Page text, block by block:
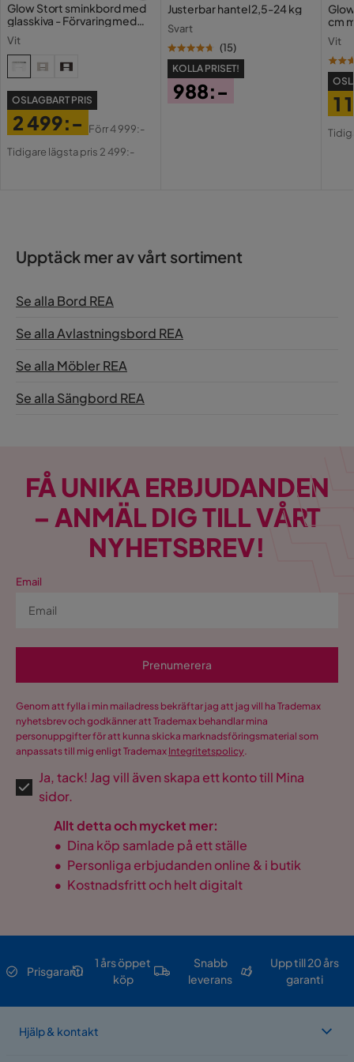
Glow Stort sminkbord med
glasskiva - Förvaring med
Vit
OSLAGBART PRIS
Pris
2 499:-
Original
Förr4 999:-
Tidigare lägsta pris 2 499:-
Justerbar hantel 2,5-24 kg
Svart
(15)
KOLLA PRISET!
988:-
cm
Vit
1
Upptäck mer av vårt sortiment
Se alla Bord REA
Se alla Avlastningsbord REA
Se alla Möbler REA
Se alla Sängbord REA
FÅ UNIKA ERBJUDANDEN
– ANMÄL DIG TILL VÅRT
NYHETSBREV!
Email
Prenumerera
Genom att fylla i min mailadress bekräftar jag att jag vill ha Trademax
nyhetsbrev och godkänner att Trademax behandlar mina
personuppgifter för att kunna skicka marknadsföringsmaterial som
anpassats till mig enligt Trademax Integritetspolicy.
Ja, tack! Jag vill även skapa ett konto till Mina
sidor.
Allt detta och mycket mer:
• Dina köp samlade på ett ställe
• Personliga erbjudanden online & i butik
• Kostnadsfritt och helt digitalt
Prisgaranti
1 års öppet
köp
Snabb
leverans
Upp till 20 års
garanti
Hjälp & kontakt